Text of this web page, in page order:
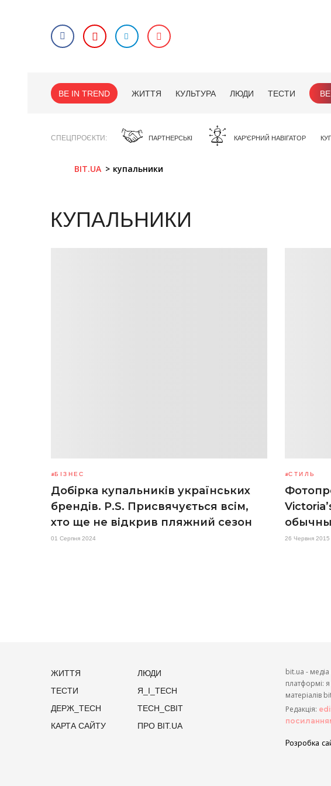
BE IN TREND ЖИТТЯ КУЛЬТУРА ЛЮДИ ТЕСТИ
СПЕЦПРОЄКТИ ПАРТНЕРСЬКІ КАР'ЄРНИЙ НАВІГАТОР
BIT.UA купальники
КУПАЛЬНИКИ
БІЗНЕС
Добірка купальників українських
брендів. P.S. Присвячується всім,
хто ще не відкрив пляжний сезон
01 Серпня 2024
СТИЛЬ
26 Червня 2015
ЖИТТЯ
ЛЮДИ
ТЕСТИ
Я_І_TECH
ДЕРЖ_TECH
TECH_СВІТ
КАРТА САЙТУ
ПРО BIT.UA
bit.ua -
платформі: я
матеріалів
Редакція:
Розробка